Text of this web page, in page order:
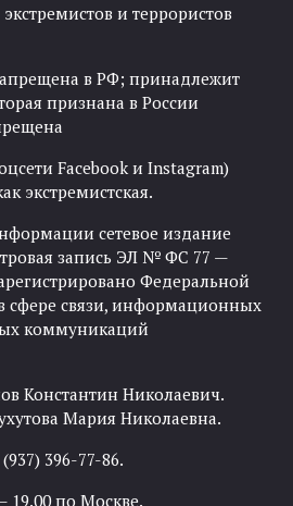
и террористов
в РФ; принадлежит
признана в России
Facebook и Instagram)
экстремистская.
сетевое издание
запись ЭЛ № ФС 77 —
Федеральной
сфере связи, информационных
коммуникаций
Константин Николаевич.
Мария Николаевна.
396-77-86.
19.00 по Москве.